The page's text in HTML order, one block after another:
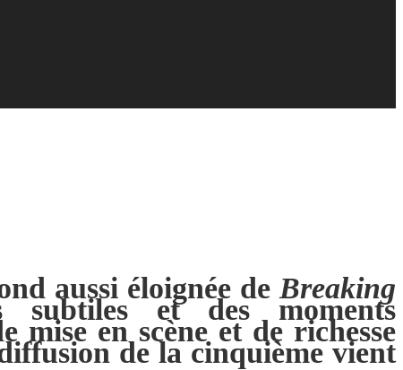
aussi éloignée de Breaking
et des moments
en scène et de richesse
de la cinquième vient